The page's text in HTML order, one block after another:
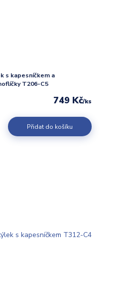
s kapesníčkem a
T206-C5
749 Kč/ks
Přidat do košíku